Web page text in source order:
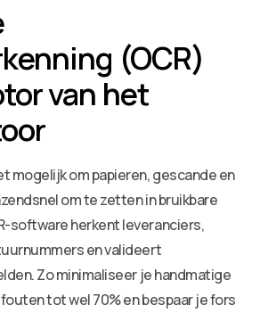
(OCR)
van het
mogelijk om papieren, gescande en
om te zetten in bruikbare
software herkent leveranciers,
en valideert
Zo minimaliseer je handmatige
tot wel 70% en bespaar je fors